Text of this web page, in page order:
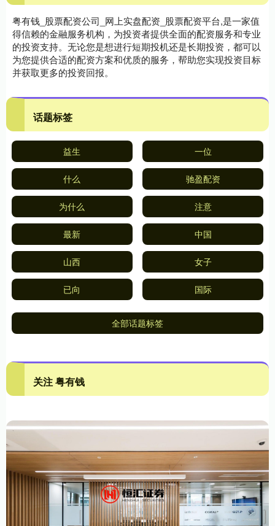
粤有钱_股票配资公司_网上实盘配资_股票配资平台,是一家值
得信赖的金融服务机构，为投资者提供全面的配资服务和专业
的投资支持。无论您是想进行短期投机还是长期投资，都可以
为您提供合适的配资方案和优质的服务，帮助您实现投资目标
并获取更多的投资回报。
话题标签
益生 一位
什么 驰盈配资
为什么 注意
最新 中国
山西 女子
已向 国际
全部话题标签
关注 粤有钱